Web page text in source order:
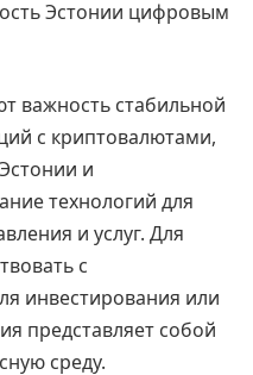
Эстонии цифровым
важность стабильной
с криптовалютами,
и
технологий для
и услуг. Для
с
инвестирования или
представляет собой
среду.